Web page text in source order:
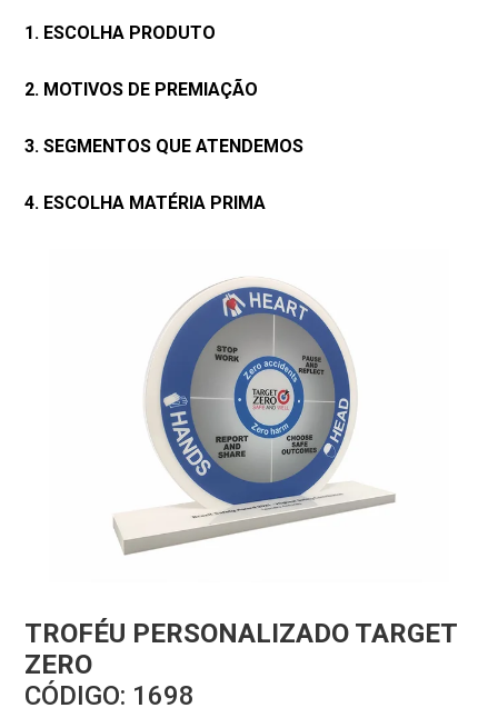
1. ESCOLHA PRODUTO
2. MOTIVOS DE PREMIAÇÃO
3. SEGMENTOS QUE ATENDEMOS
4. ESCOLHA MATÉRIA PRIMA
TROFÉU PERSONALIZADO TARGET
ZERO
CÓDIGO: 1698